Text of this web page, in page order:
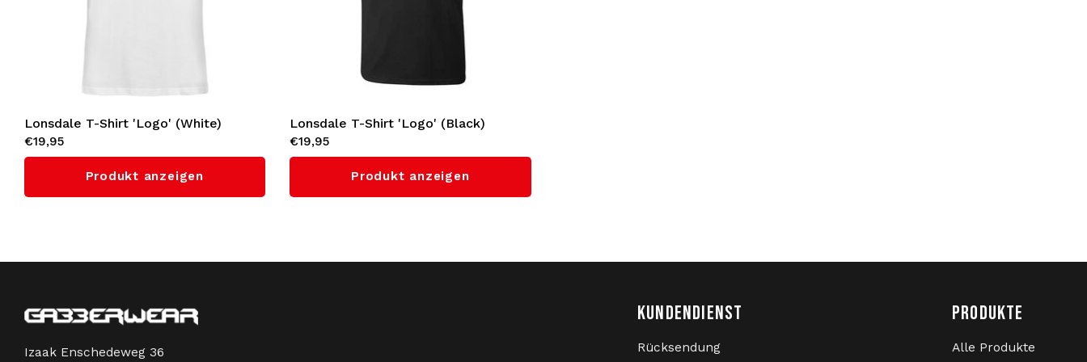
Lonsdale T-Shirt 'Logo' (White)
€19,95
Produkt anzeigen
Lonsdale T-Shirt 'Logo' (Black)
€19,95
Produkt anzeigen
Izaak Enschedeweg 36
KUNDENDIENST
Rücksendung
PRODUKTE
Alle Produkte